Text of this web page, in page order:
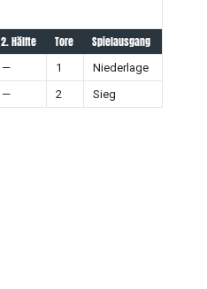
2. Hälfte Tore Spielausgang
— 1
Niederlage
— 2 Sieg